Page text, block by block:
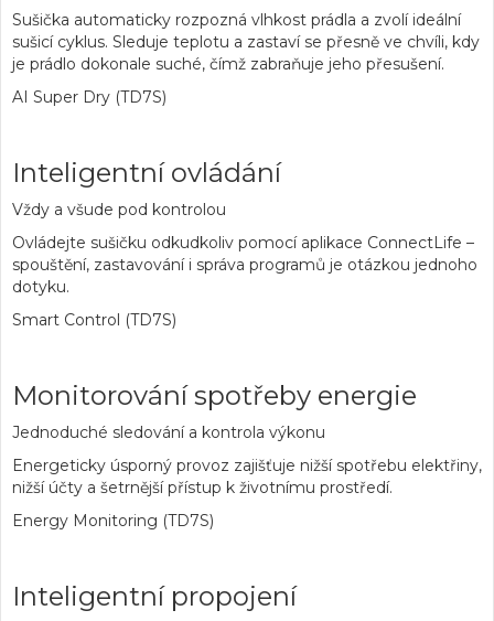
Sušička automaticky rozpozná vlhkost prádla a zvolí ideální
sušicí cyklus. Sleduje teplotu a zastaví se přesně ve chvíli, kdy
je prádlo dokonale suché, čímž zabraňuje jeho přesušení.
AI Super Dry (TD7S)
Inteligentní ovládání
Vždy a všude pod kontrolou
Ovládejte sušičku odkudkoliv pomocí aplikace ConnectLife –
spouštění, zastavování i správa programů je otázkou jednoho
dotyku.
Smart Control (TD7S)
Monitorování spotřeby energie
Jednoduché sledování a kontrola výkonu
Energeticky úsporný provoz zajišťuje nižší spotřebu elektřiny,
nižší účty a šetrnější přístup k životnímu prostředí.
Energy Monitoring (TD7S)
Inteligentní propojení